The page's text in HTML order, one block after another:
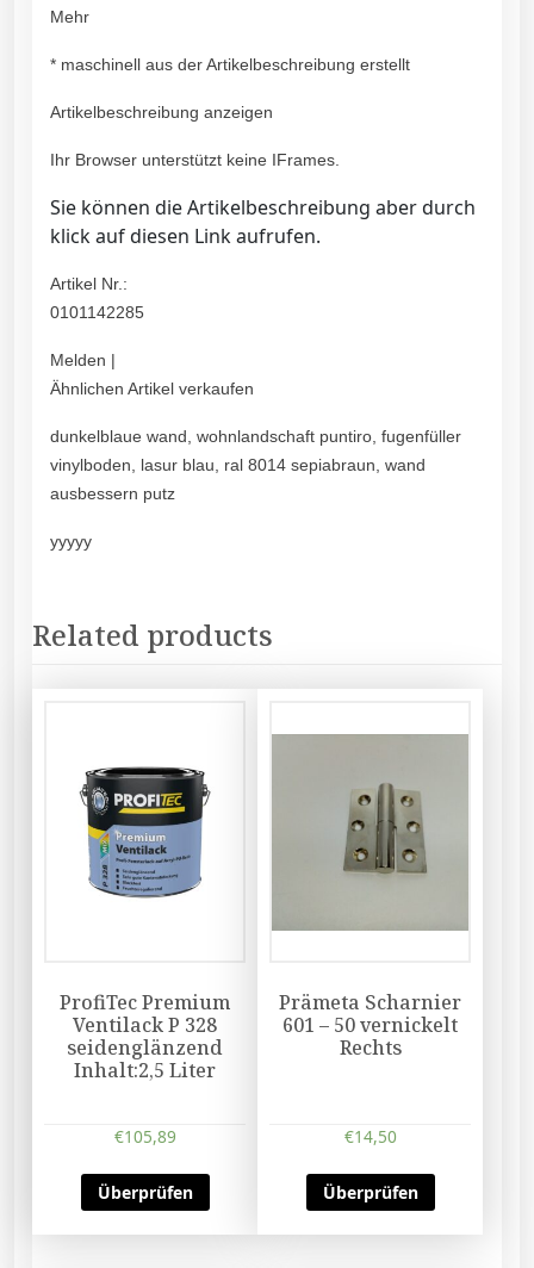
Mehr
* maschinell aus der Artikelbeschreibung erstellt
Artikelbeschreibung anzeigen
Ihr Browser unterstützt keine IFrames.
Sie können die Artikelbeschreibung aber durch
klick auf diesen Link aufrufen.
Artikel Nr.:
0101142285
Melden |
Ähnlichen Artikel verkaufen
dunkelblaue wand, wohnlandschaft puntiro, fugenfüller
vinylboden, lasur blau, ral 8014 sepiabraun, wand
ausbessern putz
yyyyy
Related products
ProfiTec Premium
Ventilack P 328
seidenglänzend
Inhalt:2,5 Liter
€105,89
Überprüfen
Prämeta Scharnier
601 – 50 vernickelt
Rechts
€14,50
Überprüfen